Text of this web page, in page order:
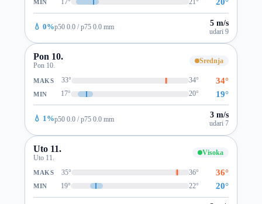
MIN
💧 0%p50 0.0 / p75 0.0 mm 5 m/s
udari 9
Pon 10.
Pon 10.
Srednja
MAKS 33° 34° 34°
MIN 17° 20° 19°
💧 1%p50 0.0 / p75 0.0 mm 3 m/s
udari 7
Uto 11.
Uto 11.
Visoka
MAKS 35° 36° 36°
MIN 19° 22° 20°